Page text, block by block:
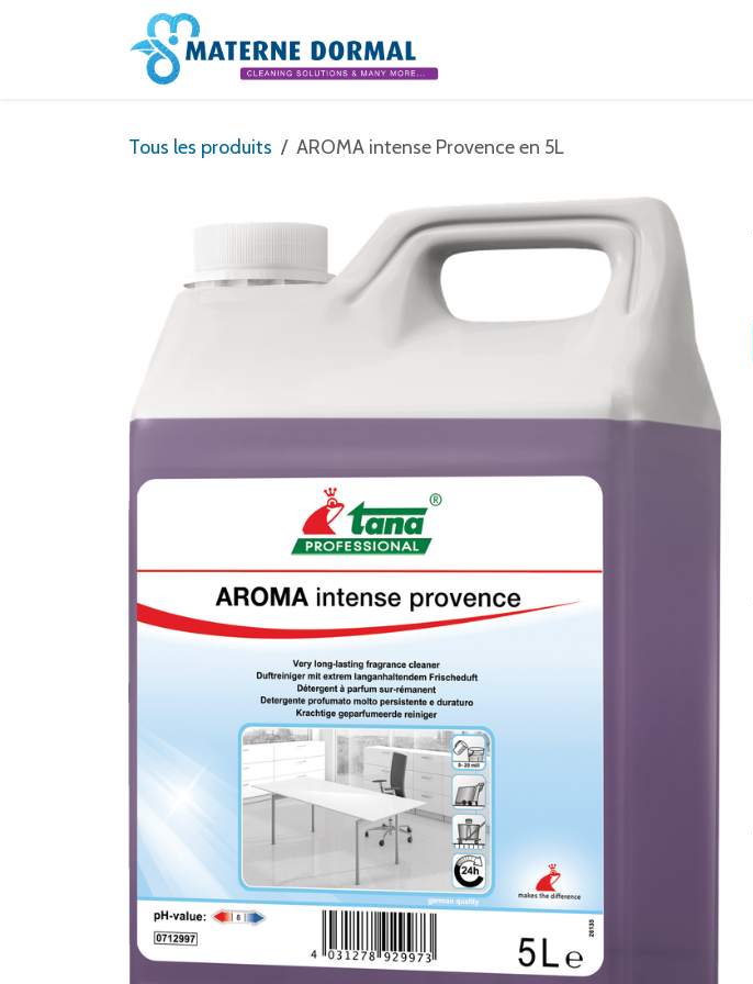
Se rendre au contenu
Tous les produits AROMA intense Provence en 5L